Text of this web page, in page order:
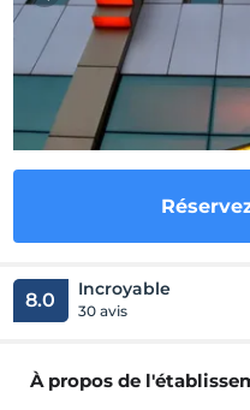
8.0 Incroyable
30 avis
À propos de